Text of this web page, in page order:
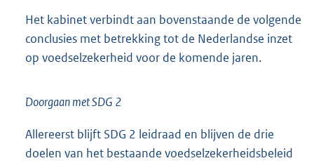
Het kabinet verbindt aan bovenstaande de volgende
conclusies met betrekking tot de Nederlandse inzet
op voedselzekerheid voor de komende jaren.
Doorgaan met SDG 2
Allereerst blijft SDG 2 leidraad en blijven de drie
doelen van het bestaande voedselzekerheidsbeleid